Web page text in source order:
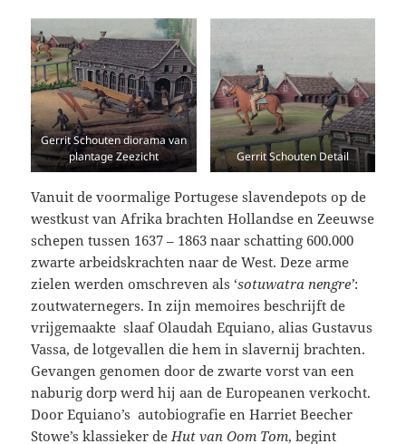
Gerrit Schouten diorama van
plantage Zeezicht
Gerrit Schouten Detail
Vanuit de voormalige Portugese slavendepots op de
westkust van Afrika brachten Hollandse en Zeeuwse
schepen tussen 1637 – 1863 naar schatting 600.000
zwarte arbeidskrachten naar de West. Deze arme
zielen werden omschreven als ‘sotuwatra nengre’:
zoutwaternegers. In zijn memoires beschrijft de
vrijgemaakte slaaf Olaudah Equiano, alias Gustavus
Vassa, de lotgevallen die hem in slavernij brachten.
Gevangen genomen door de zwarte vorst van een
naburig dorp werd hij aan de Europeanen verkocht.
Door Equiano’s autobiografie en Harriet Beecher
Stowe’s klassieker de Hut van Oom Tom, begint